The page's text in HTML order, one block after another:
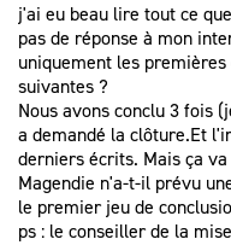
j'ai eu beau lire tout ce
pas de réponse à mon
uniquement les
suivantes ?
Nous avons conclu 3 fois
a demandé la clôture.Et
derniers écrits. Mais ça
Magendie n'a-t-il prévu
le premier jeu de
ps : le conseiller de la